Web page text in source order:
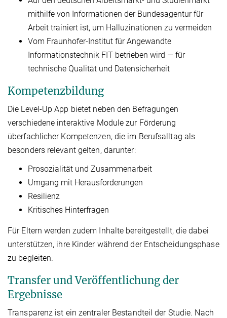
mithilfe von Informationen der Bundesagentur für
Arbeit trainiert ist, um Halluzinationen zu vermeiden
Vom Fraunhofer-Institut für Angewandte
Informationstechnik FIT betrieben wird — für
technische Qualität und Datensicherheit
Kompetenzbildung
Die Level-Up App bietet neben den Befragungen
verschiedene interaktive Module zur Förderung
überfachlicher Kompetenzen, die im Berufsalltag als
besonders relevant gelten, darunter:
Prosozialität und Zusammenarbeit
Umgang mit Herausforderungen
Resilienz
Kritisches Hinterfragen
Für Eltern werden zudem Inhalte bereitgestellt, die dabei
unterstützen, ihre Kinder während der Entscheidungsphase
zu begleiten.
Transfer und Veröffentlichung der
Ergebnisse
Transparenz ist ein zentraler Bestandteil der Studie. Nach